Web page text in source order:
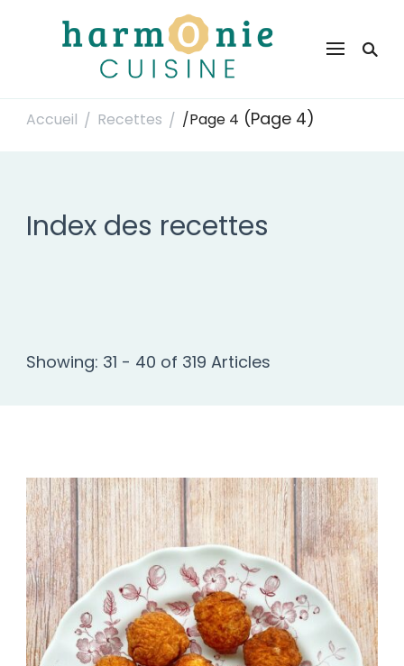
Harmonie Cuisine
Accueil / Recettes / /Page 4 (Page 4)
Index des recettes
Showing: 31 - 40 of 319 Articles